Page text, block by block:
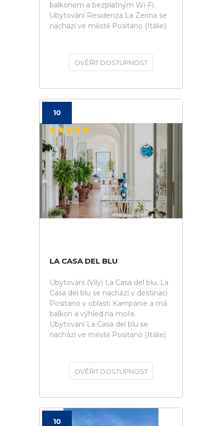
balkonem a bezplatným Wi-Fi.
Ubytování Residenza La Zerina se
nachází ve městě Positano (Itálie).
OVĚŘIT DOSTUPNOST
10
LA CASA DEL BLU
Ubytování (Vily) La Casa del blu. La
Casa del blu se nachází v destinaci
Positano v oblasti Kampánie a má
balkon a výhled na moře.
Ubytování La Casa del blu se
nachází ve městě Positano (Itálie).
OVĚŘIT DOSTUPNOST
10